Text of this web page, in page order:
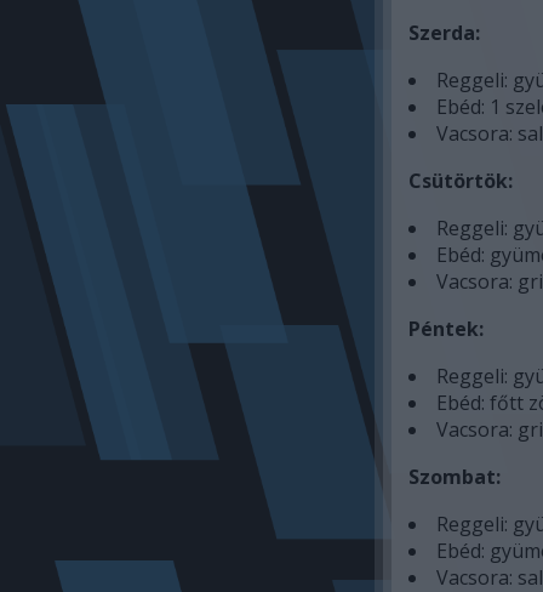
Szerda:
Reggeli:
Ebéd: 1
Vacsora:
Csütörtök:
Reggeli:
Ebéd:
Vacsora:
Péntek:
Reggeli:
Ebéd: főtt
Vacsora:
Szombat:
Reggeli:
Ebéd:
Vacsora: